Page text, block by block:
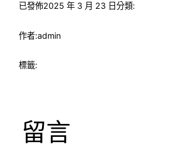
已發佈2025 年 3 月 23 日分類:
作者:admin
標籤:
留言